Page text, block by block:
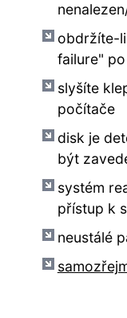
obdržíte-
failure"
slyšíte
počítače
disk je
být
systém
přístup k
neustálé